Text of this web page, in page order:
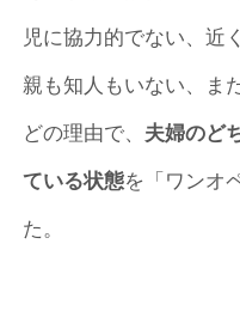
児に協力的でない、近
親も知人もいない、ま
どの理由で、 夫婦のど
ている状態を「ワンオ
た。